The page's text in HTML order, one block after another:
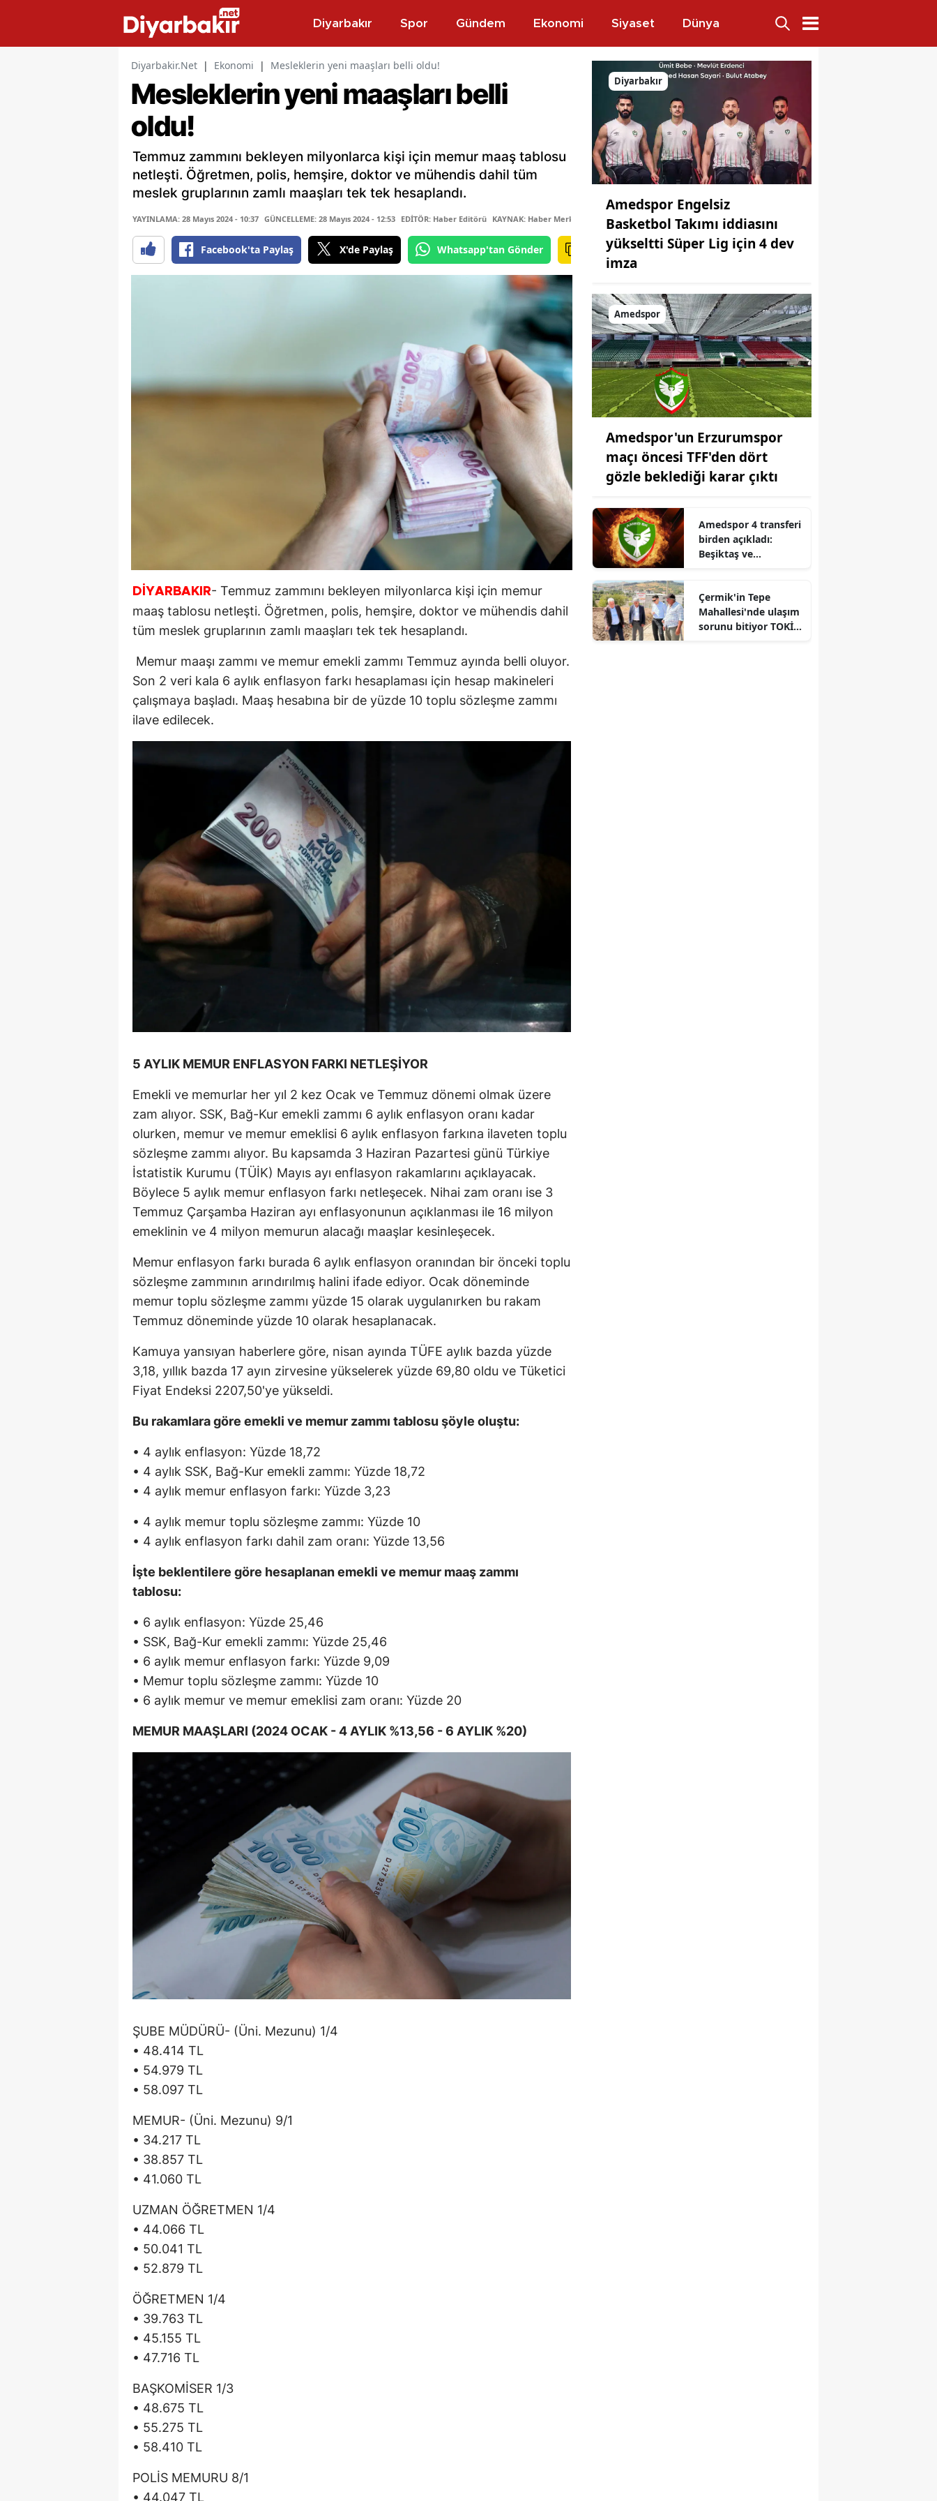
Diyarbakır Spor Gündem Ekonomi Siyaset Dünya
Diyarbakir.Net | Ekonomi | Mesleklerin yeni maaşları belli oldu!
Mesleklerin yeni maaşları belli
oldu!
Temmuz zammını bekleyen milyonlarca kişi için memur maaş tablosu
netleşti. Öğretmen, polis, hemşire, doktor ve mühendis dahil tüm
meslek gruplarının zamlı maaşları tek tek hesaplandı.
YAYINLAMA: 28 Mayıs 2024 - 10:37 GÜNCELLEME: 28 Mayıs 2024 - 12:53 EDİTÖR: Haber Editörü KAYNAK: Haber Merkezi
Facebook'ta Paylaş X'de Paylaş Whatsapp'tan Gönder
DİYARBAKIR- Temmuz zammını bekleyen milyonlarca kişi için memur
maaş tablosu netleşti. Öğretmen, polis, hemşire, doktor ve mühendis dahil
tüm meslek gruplarının zamlı maaşları tek tek hesaplandı.
Memur maaşı zammı ve memur emekli zammı Temmuz ayında belli oluyor.
Son 2 veri kala 6 aylık enflasyon farkı hesaplaması için hesap makineleri
çalışmaya başladı. Maaş hesabına bir de yüzde 10 toplu sözleşme zammı
ilave edilecek.
5 AYLIK MEMUR ENFLASYON FARKI NETLEŞİYOR
Emekli ve memurlar her yıl 2 kez Ocak ve Temmuz dönemi olmak üzere
zam alıyor. SSK, Bağ-Kur emekli zammı 6 aylık enflasyon oranı kadar
olurken, memur ve memur emeklisi 6 aylık enflasyon farkına ilaveten toplu
sözleşme zammı alıyor. Bu kapsamda 3 Haziran Pazartesi günü Türkiye
İstatistik Kurumu (TÜİK) Mayıs ayı enflasyon rakamlarını açıklayacak.
Böylece 5 aylık memur enflasyon farkı netleşecek. Nihai zam oranı ise 3
Temmuz Çarşamba Haziran ayı enflasyonunun açıklanması ile 16 milyon
emeklinin ve 4 milyon memurun alacağı maaşlar kesinleşecek.
Memur enflasyon farkı burada 6 aylık enflasyon oranından bir önceki toplu
sözleşme zammının arındırılmış halini ifade ediyor. Ocak döneminde
memur toplu sözleşme zammı yüzde 15 olarak uygulanırken bu rakam
Temmuz döneminde yüzde 10 olarak hesaplanacak.
Kamuya yansıyan haberlere göre, nisan ayında TÜFE aylık bazda yüzde
3,18, yıllık bazda 17 ayın zirvesine yükselerek yüzde 69,80 oldu ve Tüketici
Fiyat Endeksi 2207,50'ye yükseldi.
Bu rakamlara göre emekli ve memur zammı tablosu şöyle oluştu:
• 4 aylık enflasyon: Yüzde 18,72
• 4 aylık SSK, Bağ-Kur emekli zammı: Yüzde 18,72
• 4 aylık memur enflasyon farkı: Yüzde 3,23
• 4 aylık memur toplu sözleşme zammı: Yüzde 10
• 4 aylık enflasyon farkı dahil zam oranı: Yüzde 13,56
İşte beklentilere göre hesaplanan emekli ve memur maaş zammı
tablosu:
• 6 aylık enflasyon: Yüzde 25,46
• SSK, Bağ-Kur emekli zammı: Yüzde 25,46
• 6 aylık memur enflasyon farkı: Yüzde 9,09
• Memur toplu sözleşme zammı: Yüzde 10
• 6 aylık memur ve memur emeklisi zam oranı: Yüzde 20
MEMUR MAAŞLARI (2024 OCAK - 4 AYLIK %13,56 - 6 AYLIK %20)
ŞUBE MÜDÜRÜ- (Üni. Mezunu) 1/4
• 48.414 TL
• 54.979 TL
• 58.097 TL
MEMUR- (Üni. Mezunu) 9/1
• 34.217 TL
• 38.857 TL
• 41.060 TL
UZMAN ÖĞRETMEN 1/4
• 44.066 TL
• 50.041 TL
• 52.879 TL
ÖĞRETMEN 1/4
• 39.763 TL
• 45.155 TL
• 47.716 TL
BAŞKOMİSER 1/3
• 48.675 TL
• 55.275 TL
• 58.410 TL
POLİS MEMURU 8/1
• 44.047 TL
Diyarbakır
Amedspor Engelsiz
Basketbol Takımı iddiasını
yükseltti Süper Lig için 4 dev
imza
Amedspor
Amedspor'un Erzurumspor
maçı öncesi TFF'den dört
gözle beklediği karar çıktı
Amedspor 4 transferi
birden açıkladı:
Beşiktaş ve
Çermik'in Tepe
Mahallesi'nde ulaşım
sorunu bitiyor TOKİ